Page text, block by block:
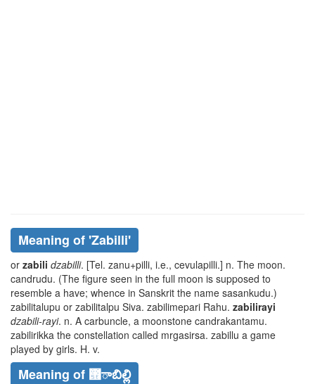
Meaning of 'zabilli'
or zabili dzabilli. [Tel. zanu+pilli, i.e., cevulapilli.] n. The moon.
candrudu. (The figure seen in the full moon is supposed to
resemble a have; whence in Sanskrit the name sasankudu.)
zabilitalupu or zabilitalpu Siva. zabilimepari Rahu. zabilirayi
dzabili-rayi. n. A carbuncle, a moonstone candrakantamu.
zabilirikka the constellation called mrgasirsa. zabillu a game
played by girls. H. v.
Meaning of ౛ాబిల్లి